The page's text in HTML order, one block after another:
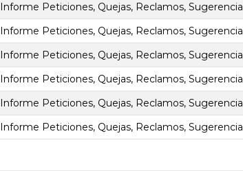
Informe Peticiones, Quejas, Reclamos,
Informe Peticiones, Quejas, Reclamos,
Informe Peticiones, Quejas, Reclamos,
Informe Peticiones, Quejas, Reclamos,
Informe Peticiones, Quejas, Reclamos,
Informe Peticiones, Quejas, Reclamos,